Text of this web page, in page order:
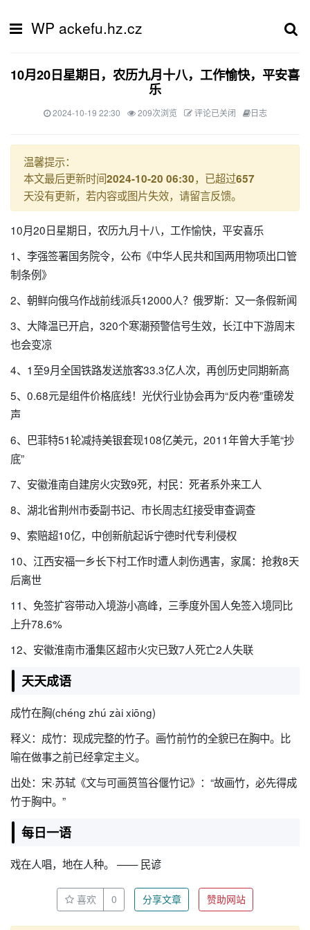
WP ackefu.hz.cz
10月20日星期日，农历九月十八，工作愉快，平安喜
乐
2024-10-19 22:30 209次浏览 评论已关闭 日志
温馨提示：
本文最后更新时间2024-10-20 06:30，已超过657
天没有更新，若内容或图片失效，请留言反馈。
10月20日星期日，农历九月十八，工作愉快，平安喜乐
1、李强签署国务院令，公布《中华人民共和国两用物项出口管
制条例》
2、朝鲜向俄乌作战前线派兵12000人？俄罗斯：又一条假新闻
3、大降温已开启，320个寒潮预警信号生效，长江中下游周末
也会变凉
4、1至9月全国铁路发送旅客33.3亿人次，再创历史同期新高
5、0.68元是组件价格底线！光伏行业协会再为“反内卷”重磅发
声
6、巴菲特51轮减持美银套现108亿美元，2011年曾大手笔“抄
底”
7、安徽淮南自建房火灾致9死，村民：死者系外来工人
8、湖北省荆州市委副书记、市长周志红接受审查调查
9、索赔超10亿，中创新航起诉宁德时代专利侵权
10、江西安福一乡长下村工作时遭人刺伤遇害，家属：抢救8天
后离世
11、免签扩容带动入境游小高峰，三季度外国人免签入境同比
上升78.6%
12、安徽淮南市潘集区超市火灾已致7人死亡2人失联
天天成语
成竹在胸(chéng zhú zài xiōng)
释义：成竹：现成完整的竹子。画竹前竹的全貌已在胸中。比
喻在做事之前已经拿定主义。
出处：宋·苏轼《文与可画筼筜谷偃竹记》：“故画竹，必先得成
竹于胸中。”
每日一语
戏在人唱，地在人种。 —— 民谚
喜欢 0 分享文章 赞助网站